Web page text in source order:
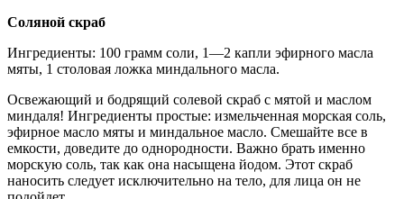
Соляной скраб
Ингредиенты: 100 грамм соли, 1—2 капли эфирного масла
мяты, 1 столовая ложка миндального масла.
Освежающий и бодрящий солевой скраб с мятой и маслом
миндаля! Ингредиенты простые: измельченная морская соль,
эфирное масло мяты и миндальное масло. Смешайте все в
емкости, доведите до однородности. Важно брать именно
морскую соль, так как она насыщена йодом. Этот скраб
наносить следует исключительно на тело, для лица он не